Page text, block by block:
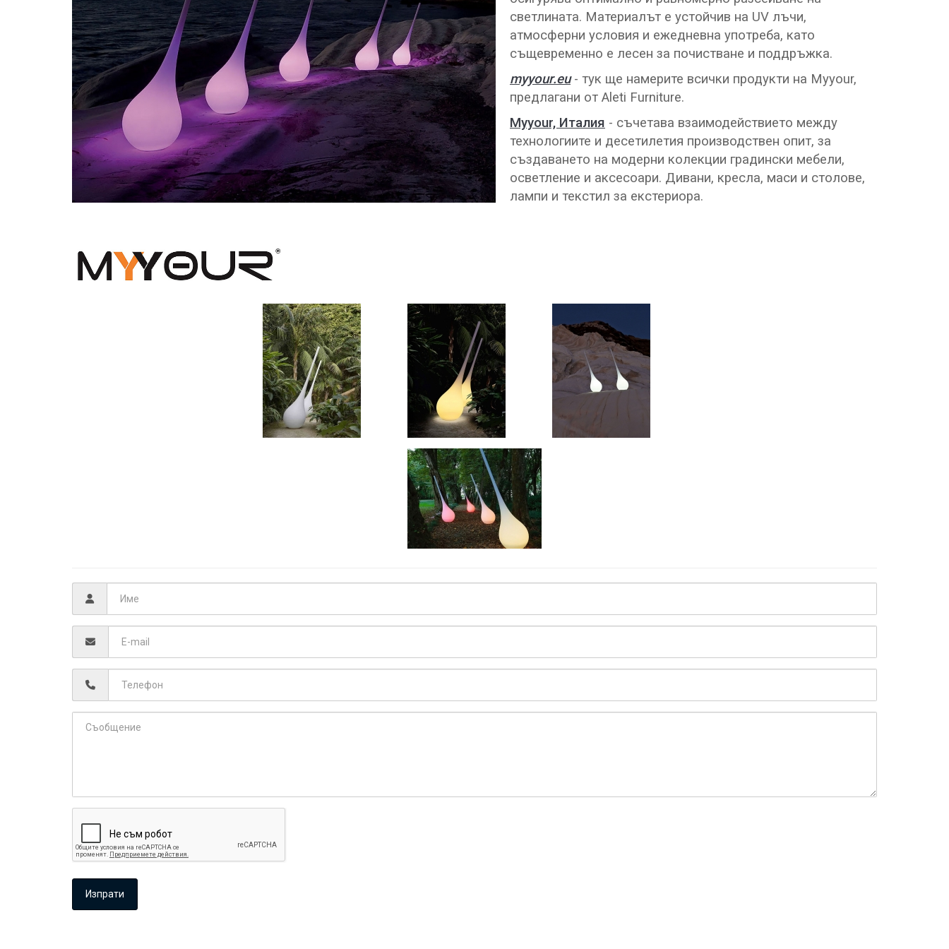
светлината. Материалът е устойчив на UV лъчи,
атмосферни условия и ежедневна употреба, като
същевременно е лесен за почистване и поддръжка.
myyour.eu- тук ще намерите всички продукти на Myyour,
предлагани от Aleti Furniture.
Myyour, Италия - съчетава взаимодействието между
технологиите и десетилетия производствен опит, за
създаването на модерни колекции градински мебели,
осветление и аксесоари. Дивани, кресла, маси и столове,
лампи и текстил за екстериора.